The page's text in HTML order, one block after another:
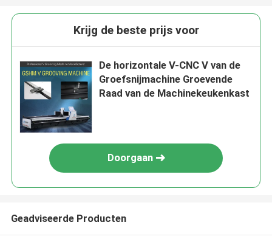
Krijg de beste prijs voor
De horizontale V-CNC V van de
Groefsnijmachine Groevende
Raad van de Machinekeukenkast
Doorgaan
Geadviseerde Producten